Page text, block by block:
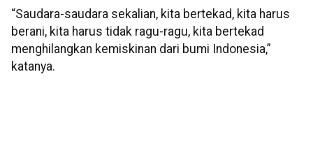
“Saudara-saudara sekalian, kita bertekad, kita harus
berani, kita harus tidak ragu-ragu, kita bertekad
menghilangkan kemiskinan dari bumi Indonesia,”
katanya.